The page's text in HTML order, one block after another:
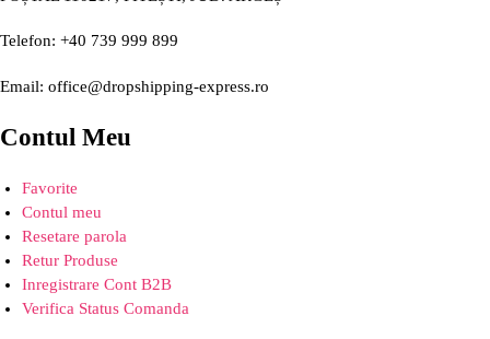
Telefon: +40 739 999 899
Email: office@dropshipping-express.ro
Contul Meu
Favorite
Contul meu
Resetare parola
Retur Produse
Inregistrare Cont B2B
Verifica Status Comanda